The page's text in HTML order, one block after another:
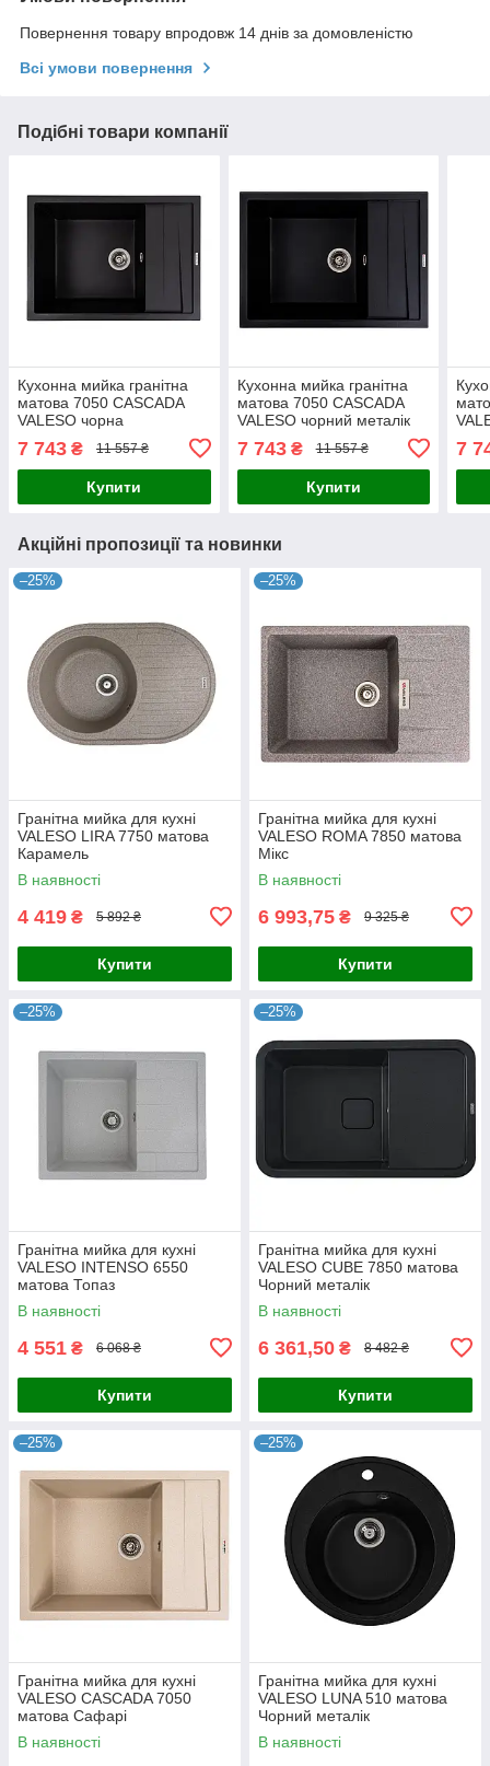
Повернення товару впродовж 14 днів за домовленістю
Всі умови повернення
Подібні товари компанії
Кухонна мийка гранітна
матова 7050 CASCADA
VALESO чорна
7 743 ₴ 11 557 ₴
Купити
Кухонна мийка гранітна
матова 7050 CASCADA
VALESO чорний металік
7 743₴ 11 557 ₴
Купити
7
Акційні пропозиції та новинки
–25%
Гранітна мийка для кухні
VALESO LIRA 7750 матова
Карамель
В наявності
4 419 ₴ 5 892 ₴
Купити
–25%
Гранітна мийка для кухні
VALESO ROMA 7850 матова
Мікс
В наявності
6 993,75 ₴ 9 325 ₴
Купити
–25%
Гранітна мийка для кухні
VALESO INTENSO 6550
матова Топаз
В наявності
4 551 ₴ 6 068 ₴
Купити
–25%
Гранітна мийка для кухні
VALESO CUBE 7850 матова
Чорний металік
В наявності
6 361,50 ₴ 8 482 ₴
Купити
–25%
Гранітна мийка для кухні
VALESO CASCADA 7050
матова Сафарі
В наявності
–25%
Гранітна мийка для кухні
VALESO LUNA 510 матова
Чорний металік
В наявності